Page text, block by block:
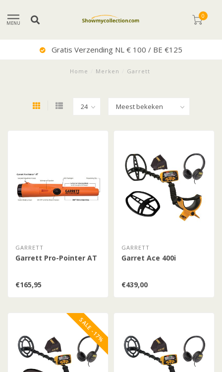
MENU
0
Gratis Verzending NL € 100 / BE €125
Home Merken Garrett
GARRETT
Garrett Pro-Pointer AT
€165,95
GARRETT
Garret Ace 400i
€439,00
SALE -17%